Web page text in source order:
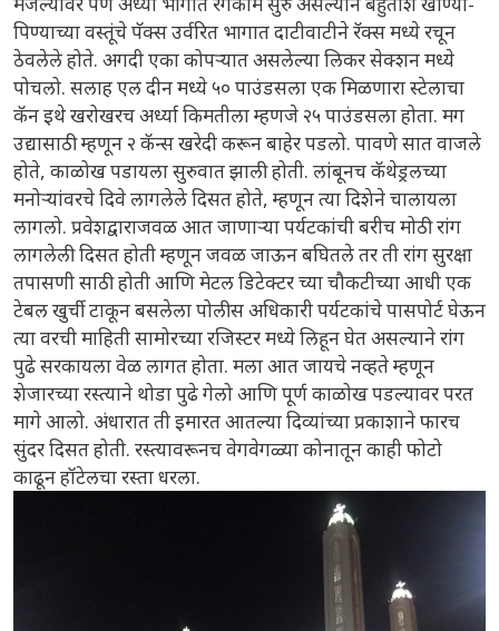
पिण्याच्या वस्तूंचे पॅक्स उर्वरित भागात दाटीवाटीने रॅक्स मध्ये रचून
ठेवलेले होते. अगदी एका कोपऱ्यात असलेल्या लिकर सेक्शन मध्ये
पोचलो. सलाह एल दीन मध्ये ५० पाउंडसला एक मिळणारा स्टेलाचा
कॅन इथे खरोखरच अर्ध्या किमतीला म्हणजे २५ पाउंडसला होता. मग
उद्यासाठी म्हणून २ कॅन्स खरेदी करून बाहेर पडलो. पावणे सात वाजले
होते, काळोख पडायला सुरुवात झाली होती. लांबूनच कॅथेड्रलच्या
मनोऱ्यांवरचे दिवे लागलेले दिसत होते, म्हणून त्या दिशेने चालायला
लागलो. प्रवेशद्वाराजवळ आत जाणाऱ्या पर्यटकांची बरीच मोठी रांग
लागलेली दिसत होती म्हणून जवळ जाऊन बघितले तर ती रांग सुरक्षा
तपासणी साठी होती आणि मेटल डिटेक्टर च्या चौकटीच्या आधी एक
टेबल खुर्ची टाकून बसलेला पोलीस अधिकारी पर्यटकांचे पासपोर्ट घेऊन
त्या वरची माहिती सामोरच्या रजिस्टर मध्ये लिहून घेत असल्याने रांग
पुढे सरकायला वेळ लागत होता. मला आत जायचे नव्हते म्हणून
शेजारच्या रस्त्याने थोडा पुढे गेलो आणि पूर्ण काळोख पडल्यावर परत
मागे आलो. अंधारात ती इमारत आतल्या दिव्यांच्या प्रकाशाने फारच
सुंदर दिसत होती. रस्त्यावरूनच वेगवेगळ्या कोनातून काही फोटो
काढून हॉटेलचा रस्ता धरला.